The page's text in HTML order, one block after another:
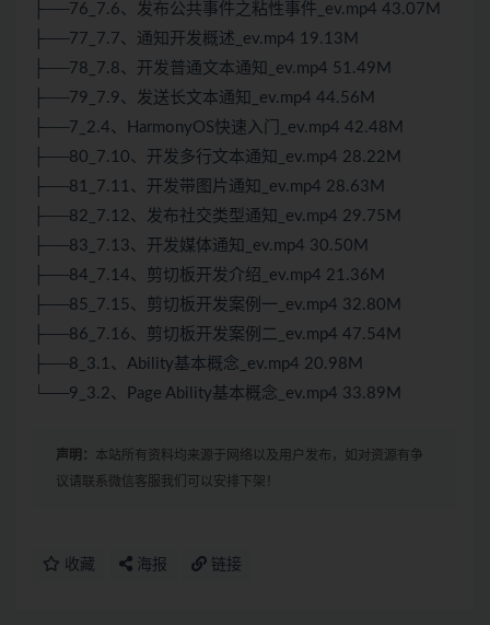
├──76_7.6、发布公共事件之粘性事件_ev.mp4 43.07M
├──77_7.7、通知开发概述_ev.mp4 19.13M
├──78_7.8、开发普通文本通知_ev.mp4 51.49M
├──79_7.9、发送长文本通知_ev.mp4 44.56M
├──7_2.4、HarmonyOS快速入门_ev.mp4 42.48M
├──80_7.10、开发多行文本通知_ev.mp4 28.22M
├──81_7.11、开发带图片通知_ev.mp4 28.63M
├──82_7.12、发布社交类型通知_ev.mp4 29.75M
├──83_7.13、开发媒体通知_ev.mp4 30.50M
├──84_7.14、剪切板开发介绍_ev.mp4 21.36M
├──85_7.15、剪切板开发案例一_ev.mp4 32.80M
├──86_7.16、剪切板开发案例二_ev.mp4 47.54M
├──8_3.1、Ability基本概念_ev.mp4 20.98M
└──9_3.2、Page Ability基本概念_ev.mp4 33.89M
声明： 本站所有资料均来源于网络以及用户发布，如对资源有争
议请联系微信客服我们可以安排下架！
收藏 海报 链接